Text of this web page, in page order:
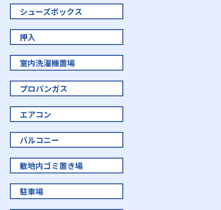
シューズボックス
押入
室内洗濯機置場
プロパンガス
エアコン
バルコニー
敷地内ゴミ置き場
駐車場